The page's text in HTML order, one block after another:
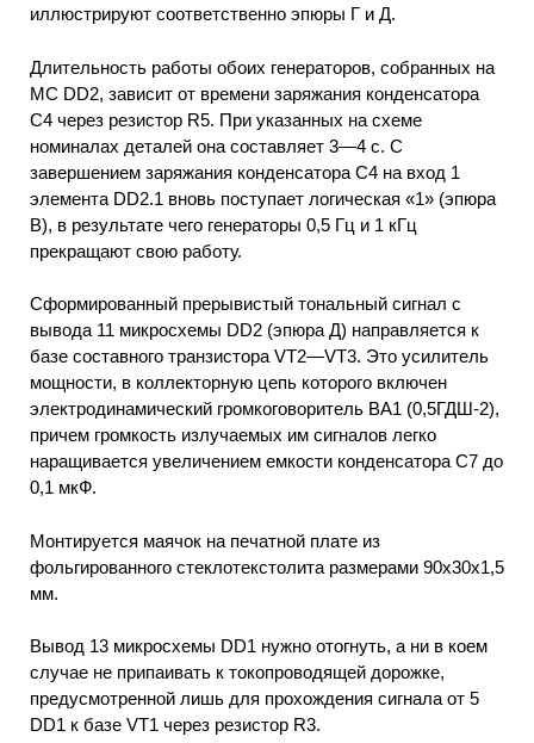
иллюстрируют соответственно эпюры Г и Д.
Длительность работы обоих генераторов, собранных на
МС DD2, зависит от времени заряжания конденсатора
С4 через резистор R5. При указанных на схеме
номиналах деталей она составляет 3—4 с. С
завершением заряжания конденсатора С4 на вход 1
элемента DD2.1 вновь поступает логическая «1» (эпюра
В), в результате чего генераторы 0,5 Гц и 1 кГц
прекращают свою работу.
Сформированный прерывистый тональный сигнал с
вывода 11 микросхемы DD2 (эпюра Д) направляется к
базе составного транзистора VT2—VT3. Это усилитель
мощности, в коллекторную цепь которого включен
электродинамический громкоговоритель ВА1 (0,5ГДШ-2),
причем громкость излучаемых им сигналов легко
наращивается увеличением емкости конденсатора С7 до
0,1 мкФ.
Монтируется маячок на печатной плате из
фольгированного стеклотекстолита размерами 90x30x1,5
мм.
Вывод 13 микросхемы DD1 нужно отогнуть, а ни в коем
случае не припаивать к токопроводящей дорожке,
предусмотренной лишь для прохождения сигнала от 5
DD1 к базе VT1 через резистор R3.